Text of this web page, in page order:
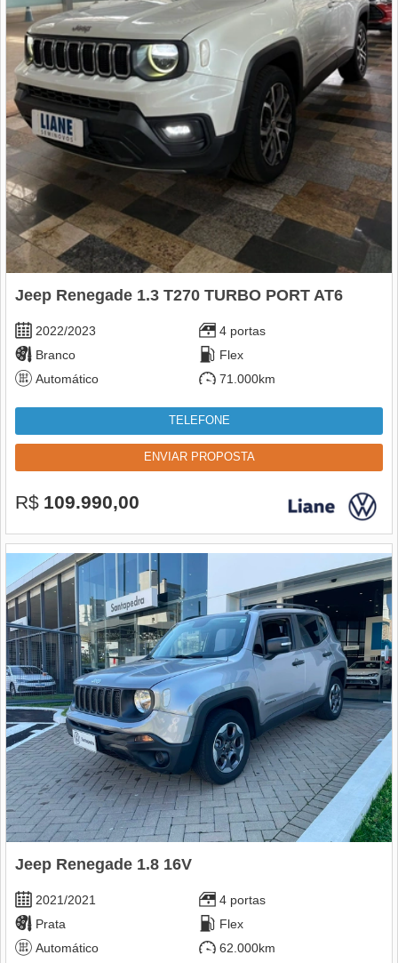
Jeep Renegade 1.3 T270 TURBO PORT AT6
2022/2023
4 portas
Branco
Flex
Automático
71.000km
TELEFONE
ENVIAR PROPOSTA
R$ 109.990,00
Jeep Renegade 1.8 16V
2021/2021
4 portas
Prata
Flex
Automático
62.000km